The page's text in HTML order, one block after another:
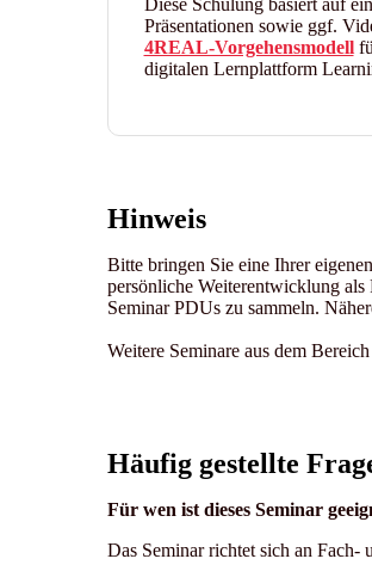
Präsentationen sowie ggf.
4REAL-Vorgehensmodell
digitalen Lernplattform
Hinweis
Bitte bringen Sie eine Ihrer
persönliche Weiterentwicklung als
Seminar PDUs zu sammeln.
Weitere Seminare aus dem Bereich
Häufig gestellte
Für wen ist dieses Seminar
Das Seminar richtet sich an Fach-